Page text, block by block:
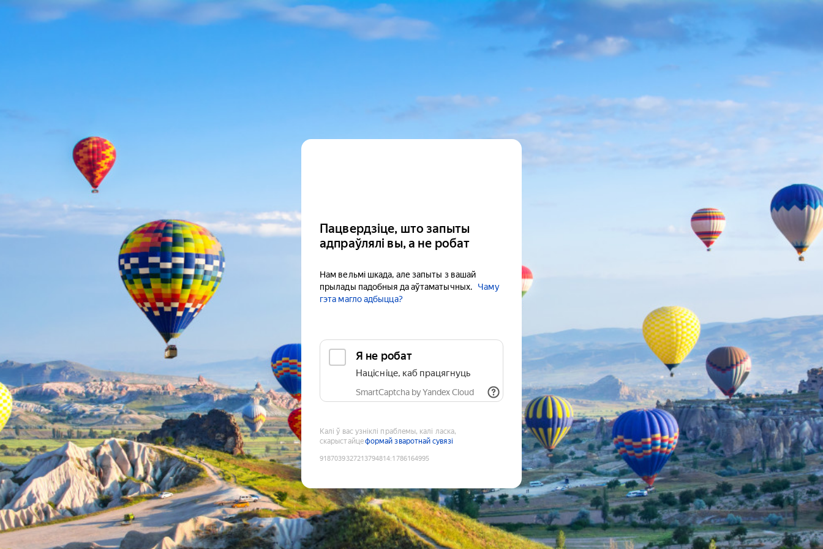
Пацвердзіце, што запыты
адпраўлялі вы, а не робат
Нам вельмі шкада, але запыты з вашай
прылады падобныя да аўтаматычных.
Чаму
гэта магло адбыцца?
Я не робат
Націсніце, каб працягнуць
SmartCaptcha by Yandex Cloud
Калі ў вас узніклі праблемы, калі ласка,
скарыстайцеформай зваротнай сувязі
9187039327213794814:1786164995